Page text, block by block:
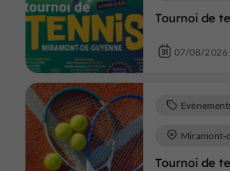
Tournoi de
07/08/2026
Tournoi de
Miramont-